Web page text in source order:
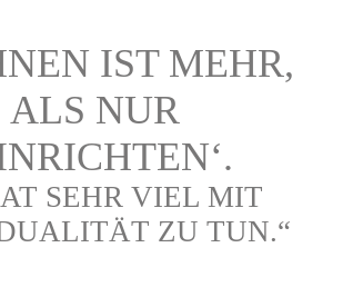
IST MEHR,
ALS NUR
SEHR VIEL MIT
ZU TUN.“